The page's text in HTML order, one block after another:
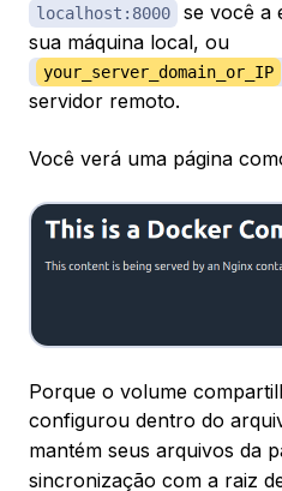
localhost:8000
se você a
sua máquina local, ou
your_server_domain_or_IP
servidor remoto.
Você verá uma página
Porque o volume
configurou dentro do
mantém seus arquivos da
sincronização com a raiz